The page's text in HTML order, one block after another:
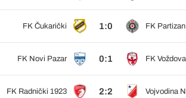
FK Čukarički 1:0 FK Partizan
FK Novi Pazar 0:1 FK
FK Radnički 1923 2:2 Vojvodina